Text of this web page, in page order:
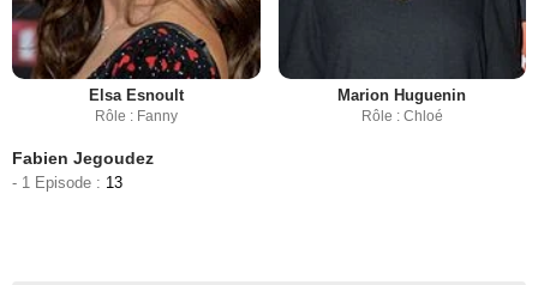
Elsa Esnoult
Rôle : Fanny
Marion Huguenin
Rôle : Chloé
Fabien Jegoudez
- 1 Episode : 13